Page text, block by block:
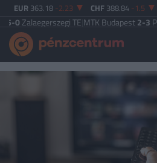
EUR 363.18 -2.23 CHF 388.84 -1.5
TE|MTK Budapest2-3Puskás